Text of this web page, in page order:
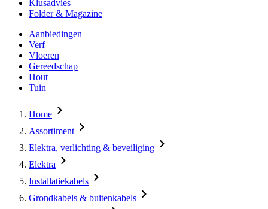
Klusadvies
Folder & Magazine
Aanbiedingen
Verf
Vloeren
Gereedschap
Hout
Tuin
Home
Assortiment
Elektra, verlichting & beveiliging
Elektra
Installatiekabels
Grondkabels & buitenkabels